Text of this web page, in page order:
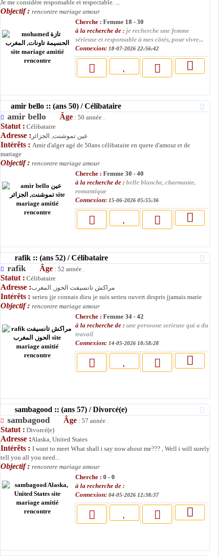
Je me considère responsable et respectable. ...
Objectif : rencontre mariage amour
Cherche : Femme 18 - 30
à la recherche de : je recherche une femme
sérieuse et responsable à mes côtés, pour vivre...
Connexion: 18-07-2026 22:56:42
amir bello :: (ans 50) / Célibataire
amir bello Âge : 50 année .
Statut : Célibataire
Adresse : عين تموشنت, الجزائر
Intérêts : Amir d'alger agé de 50ans célibataire en quete d'amour et de
mariage
Objectif : rencontre mariage amour
Cherche : Femme 30 - 40
à la recherche de : belle blanche, charmante,
romantique
Connexion: 15-06-2026 05:55:36
rafik :: (ans 52) / Célibataire
rafik Âge : 52 année .
Statut : Célibataire
Adresse :مراكش تانسيفت الحوز, المغرب
Intérêts : serieu jje connais dieu je suis serieu ouvert despris jjamais marie
Objectif : rencontre mariage amour
Cherche : Femme 34 - 42
à la recherche de : une persoone serieuse qui a du
travail
Connexion: 14-05-2026 18:58:28
sambagood :: (ans 57) / Divorcé(e)
sambagood Âge : 57 année .
Statut : Divorcé(e)
Adresse :Alaska, United States
Intérêts : I want to meet What shall i say now about me??? , Well i will surely
tell you all you need...
Objectif : rencontre mariage amour
Cherche : 0 - 0
à la recherche de :
Connexion: 04-05-2026 12:38:37